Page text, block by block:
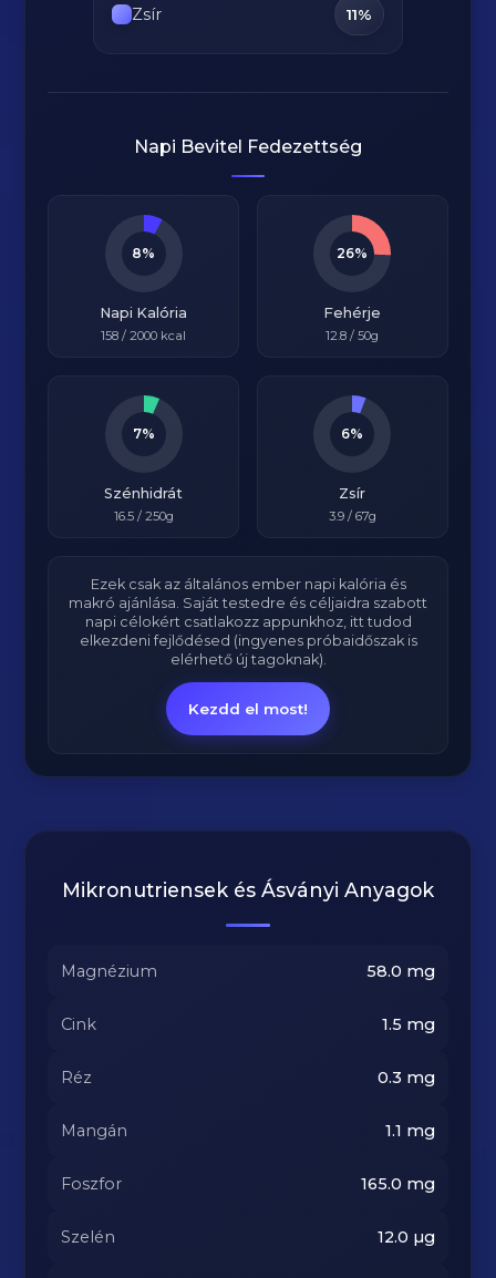
Zsír 11%
Napi Bevitel Fedezettség
8%
Napi Kalória
158 /2000 kcal
26%
Fehérje
12.8 / 50g
7%
Szénhidrát
16.5/ 250g
6%
Zsír
3.9/ 67g
Ezek csak az általános ember napi kalória és
makró ajánlása. Saját testedre és céljaidra szabott
napi célokért csatlakozz appunkhoz, itt tudod
elkezdeni fejlődésed (ingyenes próbaidőszak is
elérhető új tagoknak).
Kezdd el most!
Mikronutriensek és Ásványi Anyagok
Magnézium 58.0 mg
Cink 1.5 mg
Réz 0.3 mg
Mangán 1.1 mg
Foszfor 165.0 mg
Szelén 12.0 µg